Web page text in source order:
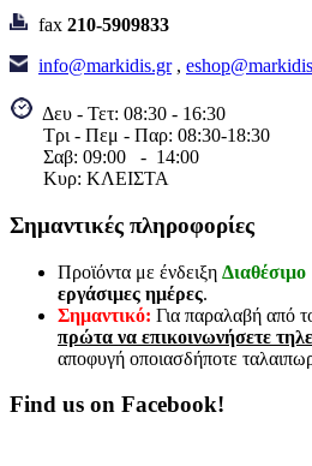
fax 210-5909833
info@markidis.gr,
Δευ - Τετ: 08:30 - 16:30
Τρι - Πεμ - Παρ: 08:30-18:30
Σαβ: 09:00 - 14:00
Κυρ: ΚΛΕΙΣΤΑ
Σημαντικές πληροφορίες
Προϊόντα με ένδειξη Διαθέσιμο
εργάσιμες ημέρες.
Σημαντικό: Για παραλαβή από
πρώτα να επικοινωνήσετε
αποφυγή οποιασδήποτε
Find us on Facebook!